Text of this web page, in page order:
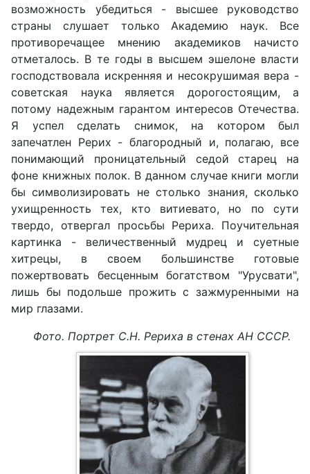
возможность убедиться - высшее руководство
страны слушает только Академию наук. Все
противоречащее мнению академиков начисто
отметалось. В те годы в высшем эшелоне власти
господствовала искренняя и несокрушимая вера -
советская наука является дорогостоящим, а
потому надежным гарантом интересов Отечества.
Я успел сделать снимок, на котором был
запечатлен Рерих - благородный и, полагаю, все
понимающий проницательный седой старец на
фоне книжных полок. В данном случае книги могли
бы символизировать не столько знания, сколько
ухищренность тех, кто витиевато, но по сути
твердо, отвергал просьбы Рериха. Поучительная
картинка - величественный мудрец и суетные
хитрецы, в своем большинстве готовые
пожертвовать бесценным богатством "Урусвати",
лишь бы подольше прожить с зажмуренными на
мир глазами.
Фото. Портрет С.Н. Рериха в стенах АН СССР.